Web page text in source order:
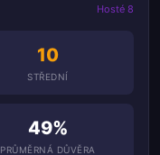
Hosté 8
10
STŘEDNÍ
49%
PRŮMĚRNÁ DŮVĚRA